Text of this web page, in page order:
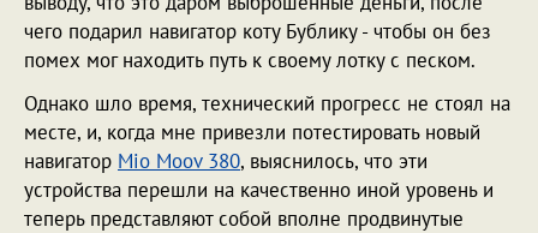
чего подарил навигатор коту Бублику - чтобы он без
помех мог находить путь к своему лотку с песком.
Однако шло время, технический прогресс не стоял на
месте, и, когда мне привезли потестировать новый
навигатор Mio Moov 380, выяснилось, что эти
устройства перешли на качественно иной уровень и
теперь представляют собой вполне продвинутые